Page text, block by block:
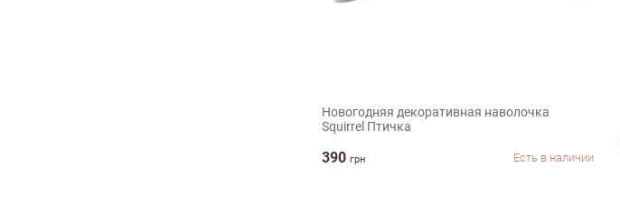
Новогодняя декоративная наволочка
Squirrel Птичка
390 грн Есть в наличии